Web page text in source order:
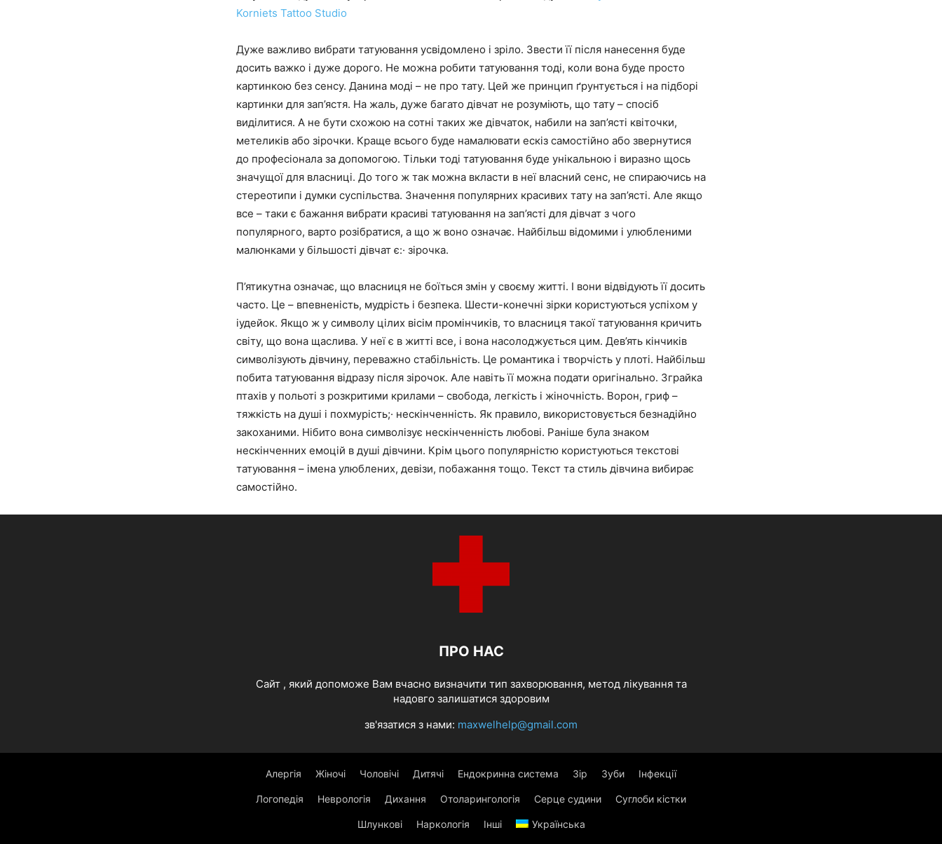
Korniets Tattoo Studio
Дуже важливо вибрати татуювання усвідомлено і зріло. Звести її після нанесення буде
досить важко і дуже дорого. Не можна робити татуювання тоді, коли вона буде просто
картинкою без сенсу. Данина моді – не про тату. Цей же принцип ґрунтується і на підборі
картинки для зап’ястя. На жаль, дуже багато дівчат не розуміють, що тату – спосіб
виділитися. А не бути схожою на сотні таких же дівчаток, набили на зап’ясті квіточки,
метеликів або зірочки. Краще всього буде намалювати ескіз самостійно або звернутися
до професіонала за допомогою. Тільки тоді татуювання буде унікальною і виразно щось
значущої для власниці. До того ж так можна вкласти в неї власний сенс, не спираючись на
стереотипи і думки суспільства. Значення популярних красивих тату на зап’ясті. Але якщо
все – таки є бажання вибрати красиві татуювання на зап’ясті для дівчат з чого
популярного, варто розібратися, а що ж воно означає. Найбільш відомими і улюбленими
малюнками у більшості дівчат є:· зірочка.
П’ятикутна означає, що власниця не боїться змін у своєму житті. І вони відвідують її досить
часто. Це – впевненість, мудрість і безпека. Шести-конечні зірки користуються успіхом у
іудейок. Якщо ж у символу цілих вісім промінчиків, то власниця такої татуювання кричить
світу, що вона щаслива. У неї є в житті все, і вона насолоджується цим. Дев’ять кінчиків
символізують дівчину, переважно стабільність. Це романтика і творчість у плоті. Найбільш
побита татуювання відразу після зірочок. Але навіть її можна подати оригінально. Зграйка
птахів у польоті з розкритими крилами – свобода, легкість і жіночність. Ворон, гриф –
тяжкість на душі і похмурість;· нескінченність. Як правило, використовується безнадійно
закоханими. Нібито вона символізує нескінченність любові. Раніше була знаком
нескінченних емоцій в душі дівчини. Крім цього популярністю користуються текстові
татуювання – імена улюблених, девізи, побажання тощо. Текст та стиль дівчина вибирає
самостійно.
ПРО НАС
Cайт , який допоможе Вам вчасно визначити тип захворювання, метод лікування та
надовго залишатися здоровим
зв'язатися з нами: maxwelhelp@gmail.com
Алергія Жіночі Чоловічі Дитячі Ендокринна система Зір Зуби Інфекції
Логопедія Неврологія Дихання Отоларингологія Серце судини Суглоби кістки
Шлункові Наркологія Інші Українська